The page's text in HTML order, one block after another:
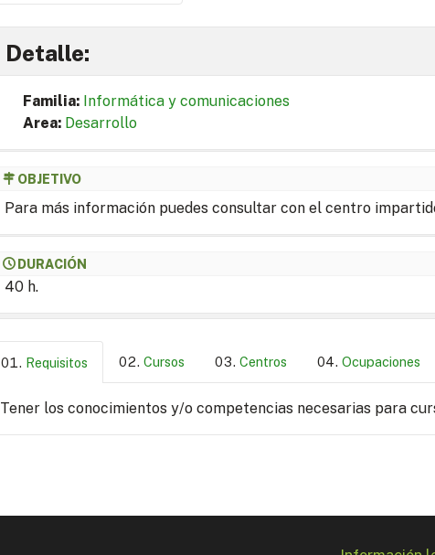
Detalle:
Familia: Informática y comunicaciones
Area: Desarrollo
OBJETIVO
Para más información puedes consultar con el centro
DURACIÓN
40 h.
Requisitos Cursos Centros Ocupaciones
Tener los conocimientos y/o competencias necesarias para